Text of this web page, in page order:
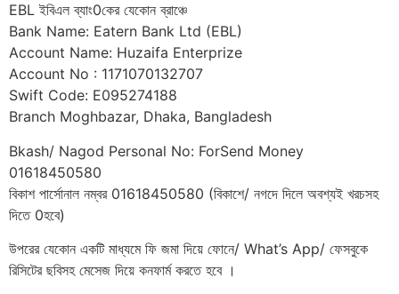
EBL ইবিএল ব্যাং0কের যেকোন ব্রাঞ্চে
Bank Name: Eatern Bank Ltd (EBL)
Account Name: Huzaifa Enterprize
Account No : 1171070132707
Swift Code: E095274188
Branch Moghbazar, Dhaka, Bangladesh
Bkash/ Nagod Personal No: ForSend Money
01618450580
বিকাশ পার্সোনাল নম্বর 01618450580 (বিকাশে/ নগদে দিলে অবশ্যই খরচসহ
দিতে 0হবে)
উপরের যেকোন একটি মাধ্যমে ফি জমা দিয়ে ফোনে/ What’s App/ ফেসবুকে
রিসিটের ছবিসহ মেসেজ দিয়ে কনফার্ম করতে হবে ।